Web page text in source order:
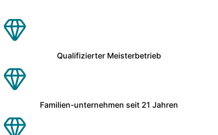
Qualifizierter Meisterbetrieb
Familien-unternehmen seit 21 Jahren